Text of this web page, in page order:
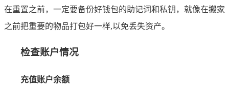
在重置之前，一定要备份好钱包的助记词和私钥，就像在搬家
之前把重要的物品打包好一样,以免丢失资产。
检查账户情况
充值账户余额